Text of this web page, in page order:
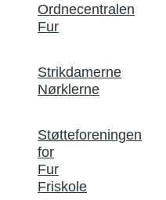
Ordnecentralen
Fur
Strikdamerne
Nørklerne
Støtteforeningen
for
Fur
Friskole